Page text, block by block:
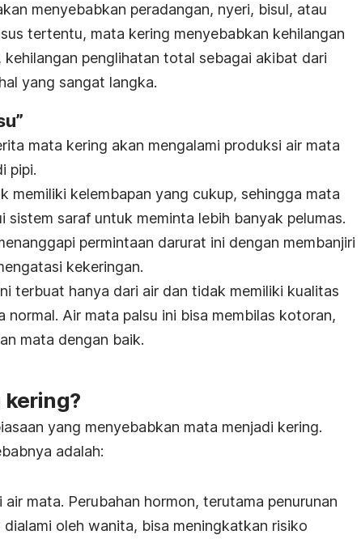
menyebabkan peradangan, nyeri, bisul, atau
tertentu, mata kering menyebabkan kehilangan
kehilangan penglihatan total sebagai akibat dari
yang sangat langka.
mata kering akan mengalami produksi air mata
pipi.
memiliki kelembapan yang cukup, sehingga mata
sistem saraf untuk meminta lebih banyak pelumas.
permintaan darurat ini dengan membanjiri
kekeringan.
terbuat hanya dari air dan tidak memiliki kualitas
normal. Air mata palsu ini bisa membilas kotoran,
mata dengan baik.
kering?
yang menyebabkan mata menjadi kering.
adalah:
mata. Perubahan hormon, terutama penurunan
oleh wanita, bisa meningkatkan risiko